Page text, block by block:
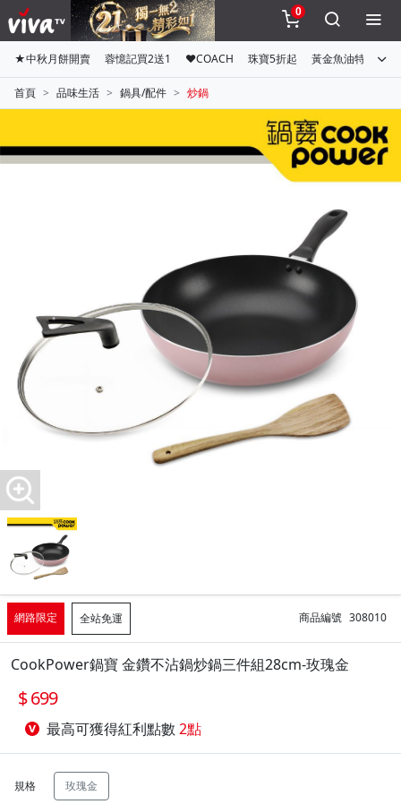
0
★中秋月餅開賣 蓉憶記買2送1 ♥COACH 珠寶5折起 黃金魚油特惠組
首頁 品味生活 鍋具/配件 炒鍋
網路限定 全站免運 商品編號 308010
CookPower鍋寶 金鑽不沾鍋炒鍋三件組28cm-玫瑰金
699
最高可獲得紅利點數 2點
規格 玫瑰金